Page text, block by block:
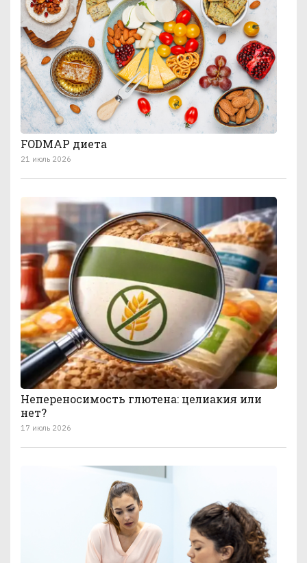
FODMAP диета
21 июль 2026
Непереносимость глютена: целиакия или
нет?
17 июль 2026